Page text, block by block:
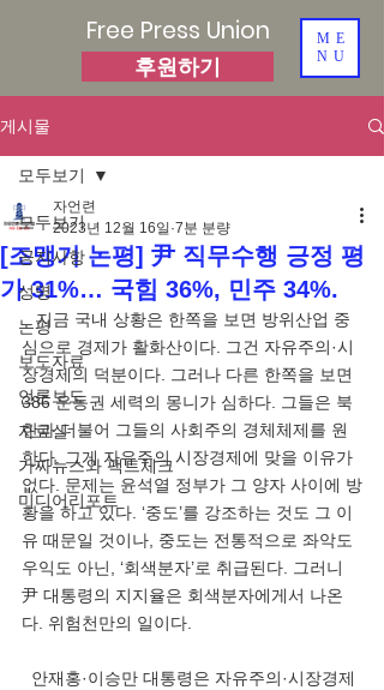
Free Press Union
후원하기
ME
NU
게시물
모두보기
공지사항
성명
논평
보도자료
언론보도
자료실
가짜뉴스와 팩트체크
미디어리포트
모두보기
[조맹기 논평] 尹 직무수행 긍정 평
가 31%… 국힘 36%, 민주 34%.
자언련
2023년 12월 16일 7분 분량
   지금 국내 상황은 한쪽을 보면 방위산업 중
심으로 경제가 활화산이다. 그건 자유주의·시
장경제의 덕분이다. 그러나 다른 한쪽을 보면
386 운동권 세력의 몽니가 심하다. 그들은 북
한과 더불어 그들의 사회주의 경체체제를 원
한다. 그게 자유주의 시장경제에 맞을 이유가
없다. 문제는 윤석열 정부가 그 양자 사이에 방
황을 하고 있다. ‘중도’를 강조하는 것도 그 이
유 때문일 것이나, 중도는 전통적으로 좌악도
우익도 아닌, ‘회색분자’로 취급된다. 그러니
尹 대통령의 지지율은 회색분자에게서 나온
다. 위험천만의 일이다.